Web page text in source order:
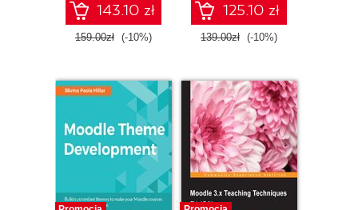
with Moodle 3 -
Fourth Edition
143.10 zł
159.00zł (-10%)
125.10 zł
139.00zł (-10%)